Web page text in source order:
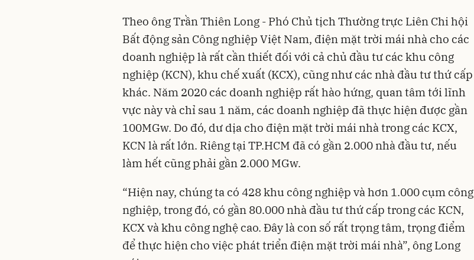
Theo ông Trần Thiên Long - Phó Chủ tịch Thường trực Liên Chi hội
Bất động sản Công nghiệp Việt Nam, điện mặt trời mái nhà cho các
doanh nghiệp là rất cần thiết đối với cả chủ đầu tư các khu công
nghiệp (KCN), khu chế xuất (KCX), cũng như các nhà đầu tư thứ cấp
khác. Năm 2020 các doanh nghiệp rất hào hứng, quan tâm tới lĩnh
vực này và chỉ sau 1 năm, các doanh nghiệp đã thực hiện được gần
100MGw. Do đó, dư dịa cho điện mặt trời mái nhà trong các KCX,
KCN là rất lớn. Riêng tại TP.HCM đã có gần 2.000 nhà đầu tư, nếu
làm hết cũng phải gần 2.000 MGw.
“Hiện nay, chúng ta có 428 khu công nghiệp và hơn 1.000 cụm công
nghiệp, trong đó, có gần 80.000 nhà đầu tư thứ cấp trong các KCN,
KCX và khu công nghệ cao. Đây là con số rất trọng tâm, trọng điểm
để thực hiện cho việc phát triển điện mặt trời mái nhà”, ông Long